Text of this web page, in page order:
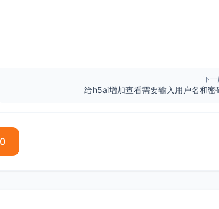
下一
给h5ai增加查看需要输入用户名和密
0